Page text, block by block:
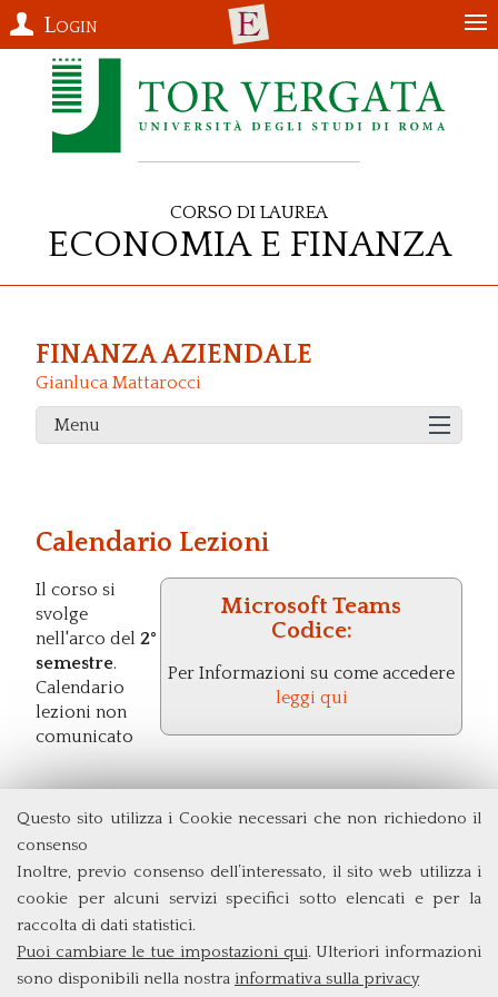
Questo sito utilizza i Cookie necessari che non richiedono il
consenso
Inoltre, previo consenso dell’interessato, il sito web utilizza i
cookie per alcuni servizi specifici sotto elencati e per la
raccolta di dati statistici.
Puoi cambiare le tue impostazioni qui. Ulteriori informazioni
sono disponibili nella nostra informativa sulla privacy
Login
Corso di Laurea
Economia e Finanza
FINANZA AZIENDALE
Gianluca Mattarocci
Menu
Calendario Lezioni
Microsoft Teams
Codice:
Per Informazioni su come accedere
leggi qui
Il corso si
svolge
nell'arco del 2°
semestre.
Calendario
lezioni non
comunicato
Università degli Studi di Roma Tor Vergata
Via Columbia, 2
00133 Roma (Italia)
Tel. +39 06 7259 5715
triennio@clef.uniroma2.it